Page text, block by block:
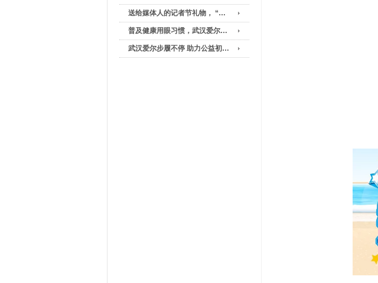
送给媒体人的记者节礼物， “…
普及健康用眼习惯，武汉爱尔…
武汉爱尔步履不停 助力公益初…